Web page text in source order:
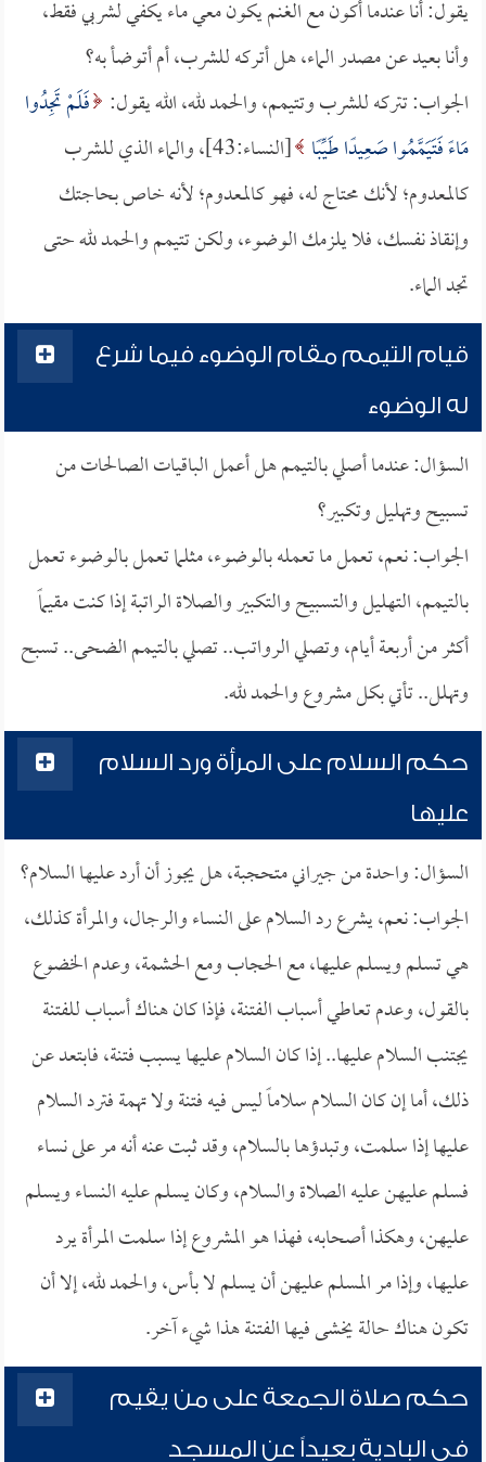
يقول: أنا عندما أكون مع الغنم يكون معي ماء يكفي لشربي فقط،
وأنا بعيد عن مصدر الماء، هل أتركه للشرب، أم أتوضأ به؟
الجواب: تتركه للشرب وتتيمم، والحمد لله، الله يقول: فَلَمْ تَجِدُوا
مَاءً فَتَيَمَّمُوا صَعِيدًا طَيِّبًا
[النساء:43]، والماء الذي للشرب
كالمعدوم؛ لأنك محتاج له، فهو كالمعدوم؛ لأنه خاص بحاجتك
وإنقاذ نفسك، فلا يلزمك الوضوء، ولكن تتيمم والحمد لله حتى
تجد الماء.
قيام التيمم مقام الوضوء فيما شرع
له الوضوء
السؤال: عندما أصلي بالتيمم هل أعمل الباقيات الصالحات من
تسبيح وتهليل وتكبير؟
الجواب: نعم، تعمل ما تعمله بالوضوء، مثلما تعمل بالوضوء تعمل
بالتيمم، التهليل والتسبيح والتكبير والصلاة الراتبة إذا كنت مقيماً
أكثر من أربعة أيام، وتصلي الرواتب.. تصلي بالتيمم الضحى.. تسبح
وتهلل.. تأتي بكل مشروع والحمد لله.
حكم السلام على المرأة ورد السلام
عليها
السؤال: واحدة من جيراني متحجبة، هل يجوز أن أرد عليها السلام؟
الجواب: نعم، يشرع رد السلام على النساء والرجال، والمرأة كذلك،
هي تسلم ويسلم عليها، مع الحجاب ومع الحشمة، وعدم الخضوع
بالقول، وعدم تعاطي أسباب الفتنة، فإذا كان هناك أسباب للفتنة
يجتنب السلام عليها.. إذا كان السلام عليها يسبب فتنة، فابتعد عن
ذلك، أما إن كان السلام سلاماً ليس فيه فتنة ولا تهمة فترد السلام
عليها إذا سلمت، وتبدؤها بالسلام، وقد ثبت عنه أنه مر على نساء
فسلم عليهن عليه الصلاة والسلام، وكان يسلم عليه النساء ويسلم
عليهن، وهكذا أصحابه، فهذا هو المشروع إذا سلمت المرأة يرد
عليها، وإذا مر المسلم عليهن أن يسلم لا بأس، والحمد لله، إلا أن
تكون هناك حالة يخشى فيها الفتنة هذا شيء آخر.
حكم صلاة الجمعة على من يقيم
في البادية بعيداً عن المسجد